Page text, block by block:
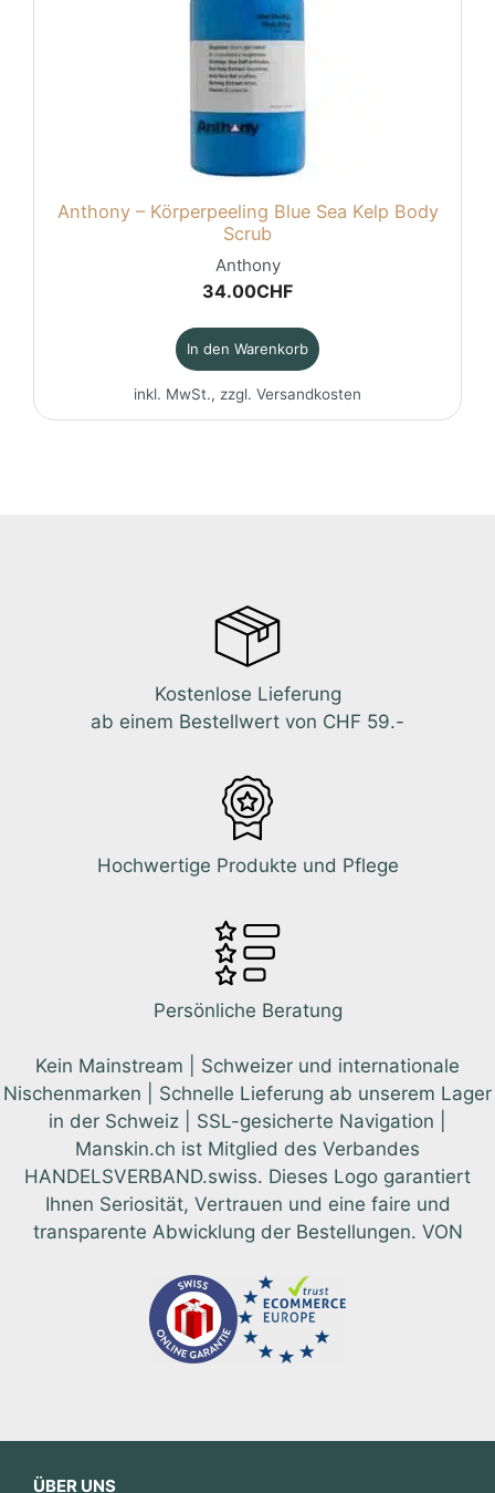
Anthony – Körperpeeling Blue Sea Kelp Body
Scrub
Anthony
34.00CHF
In den Warenkorb
inkl. MwSt., zzgl. Versandkosten
Kostenlose Lieferung
ab einem Bestellwert von CHF 59.-
Hochwertige Produkte und Pflege
Persönliche Beratung
Kein Mainstream | Schweizer und internationale
Nischenmarken | Schnelle Lieferung ab unserem Lager
in der Schweiz | SSL-gesicherte Navigation |
Manskin.ch ist Mitglied des Verbandes
HANDELSVERBAND.swiss. Dieses Logo garantiert
Ihnen Seriosität, Vertrauen und eine faire und
transparente Abwicklung der Bestellungen. VON
ÜBER UNS